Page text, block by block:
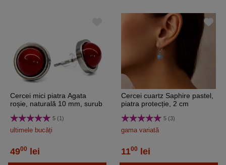
Cercei mici piatra Agata
roșie, naturală 10 mm, surub
5 (1)
ultimele bucăți
4900 lei
Cercei cuartz Saphire pastel,
piatra protecție, 2 cm
5 (3)
gama variată
1100 lei